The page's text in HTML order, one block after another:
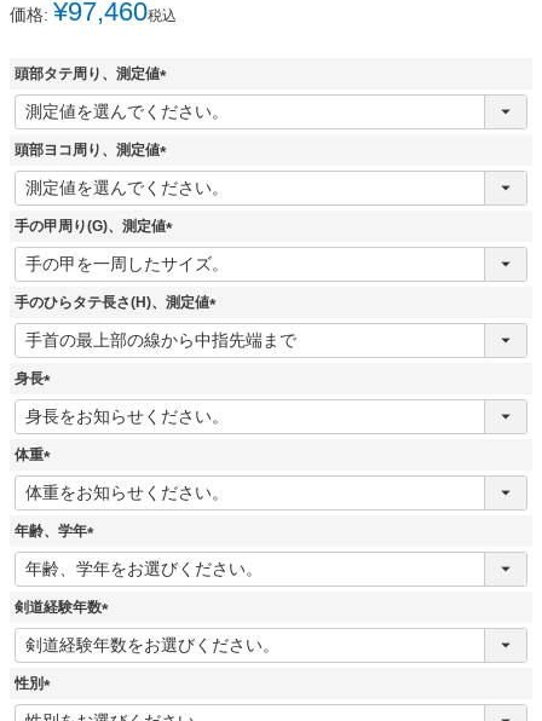
価格: ¥97,460税込
頭部タテ周り、測定値
(
必
須
頭部ヨコ周り、測定値
(
必
須
手の甲周り(G)、測定値
(
必
須
手のひらタテ長さ(H)、測定値
(
必
身長
(
必
須
体重
(
必
年齢、学年
(
須
剣道経験年数
(
必
性別
(